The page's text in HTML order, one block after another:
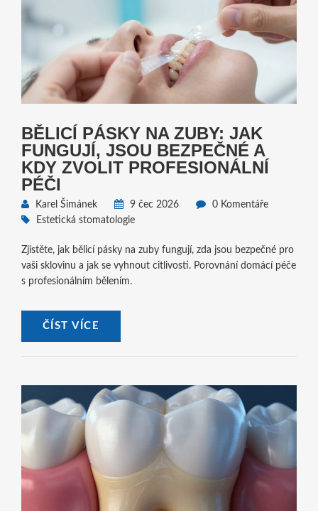
BĚLICÍ PÁSKY NA ZUBY: JAK
FUNGUJÍ, JSOU BEZPEČNÉ A
KDY ZVOLIT PROFESIONÁLNÍ
PÉČI
Karel Šimánek 9 čec 2026
0 Komentáře
Estetická stomatologie
Zjistěte, jak bělicí pásky na zuby fungují, zda jsou bezpečné pro
vaši sklovinu a jak se vyhnout citlivosti. Porovnání domácí péče
s profesionálním bělením.
ČÍST VÍCE